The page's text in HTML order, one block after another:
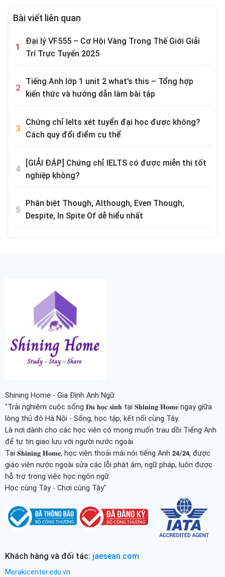
Bài viết liên quan
Đại lý VF555 – Cơ Hội Vàng Trong Thế Giới Giải
Trí Trực Tuyến 2025
Tiếng Anh lớp 1 unit 2 what’s this – Tổng hợp
kiến thức và hướng dẫn làm bài tập
Chứng chỉ Ielts xét tuyển đại học được không?
Cách quy đổi điểm cụ thể
[GIẢI ĐÁP] Chứng chỉ IELTS có được miễn thi tốt
nghiệp không?
Phân biệt Though, Although, Even Though,
Despite, In Spite Of dễ hiểu nhất
Shining Home - Gia Đình Anh Ngữ
"Trải nghiệm cuộc sống 𝐃𝐮 𝐡𝐨̣𝐜 𝐬𝐢𝐧𝐡 tại 𝐒𝐡𝐢𝐧𝐢𝐧𝐠 𝐇𝐨𝐦𝐞 ngay giữa
lòng thủ đô Hà Nội - Sống, học tập, kết nối cùng Tây.
Là nơi dành cho các học viên có mong muốn trau dồi Tiếng Anh
để tự tin giao lưu với người nước ngoài.
Tại 𝐒𝐡𝐢𝐧𝐢𝐧𝐠 𝐇𝐨𝐦𝐞, học viên thoải mái nói tiếng Anh 𝟮𝟰/𝟮𝟰, được
giáo viên nước ngoài sửa các lỗi phát âm, ngữ pháp, luôn được
hỗ trợ trong việc học ngôn ngữ.
Học cùng Tây - Chơi cùng Tây"
Khách hàng và đối tác: jaesean.com
Merakicenter.edu.vn